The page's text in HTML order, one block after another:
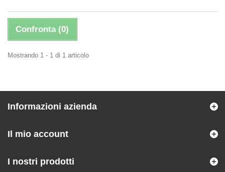
Confronta (0)
Mostrando 1 - 1 di 1 articolo
Informazioni azienda
Il mio account
I nostri prodotti